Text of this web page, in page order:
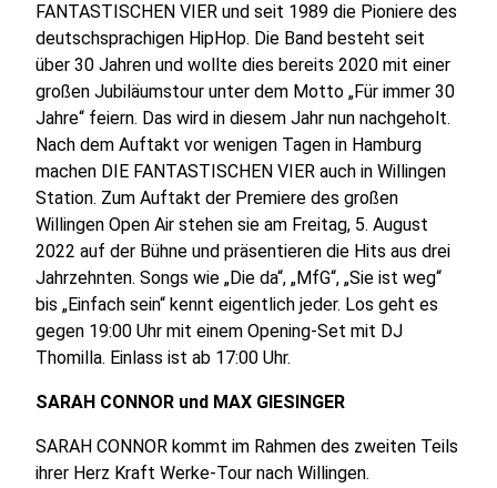
FANTASTISCHEN VIER und seit 1989 die Pioniere des
deutschsprachigen HipHop. Die Band besteht seit
über 30 Jahren und wollte dies bereits 2020 mit einer
großen Jubiläumstour unter dem Motto „Für immer 30
Jahre“ feiern. Das wird in diesem Jahr nun nachgeholt.
Nach dem Auftakt vor wenigen Tagen in Hamburg
machen DIE FANTASTISCHEN VIER auch in Willingen
Station. Zum Auftakt der Premiere des großen
Willingen Open Air stehen sie am Freitag, 5. August
2022 auf der Bühne und präsentieren die Hits aus drei
Jahrzehnten. Songs wie „Die da“, „MfG“, „Sie ist weg“
bis „Einfach sein“ kennt eigentlich jeder. Los geht es
gegen 19:00 Uhr mit einem Opening-Set mit DJ
Thomilla. Einlass ist ab 17:00 Uhr.
SARAH CONNOR und MAX GIESINGER
SARAH CONNOR kommt im Rahmen des zweiten Teils
ihrer Herz Kraft Werke-Tour nach Willingen.